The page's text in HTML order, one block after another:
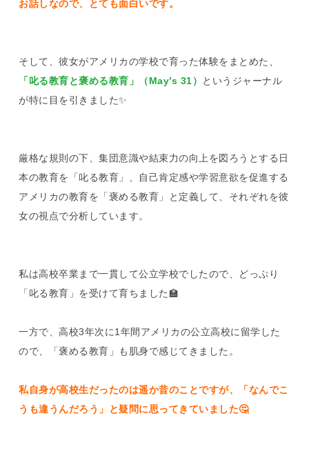
お話しなので、とても面白いです。
そして、彼女がアメリカの学校で育った体験をまとめた、
「叱る教育と褒める教育」（May’s 31）
というジャーナル
が特に目を引きました✨
厳格な規則の下、集団意識や結束力の向上を図ろうとする日
本の教育を「叱る教育」、自己肯定感や学習意欲を促進する
アメリカの教育を「褒める教育」と定義して、それぞれを彼
女の視点で分析しています。
私は高校卒業まで一貫して公立学校でしたので、どっぷり
「叱る教育」を受けて育ちました🏫
一方で、高校3年次に1年間アメリカの公立高校に留学した
ので、「褒める教育」も肌身で感じてきました。
私自身が高校生だったのは遥か昔のことですが、「なんでこ
うも違うんだろう」と疑問に思ってきていました🤔